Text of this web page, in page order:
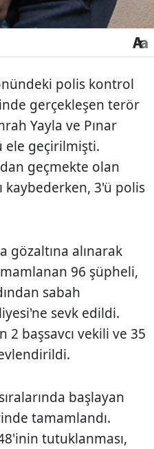
polis kontrol
gerçekleşen terör
Yayla ve Pınar
ele geçirilmişti.
geçmekte olan
kaybederken, 3'ü polis
gözaltına alınarak
96 şüpheli,
sabah
sevk edildi.
başsavcı vekili ve 35
başlayan
tamamlandı.
tutuklanması,